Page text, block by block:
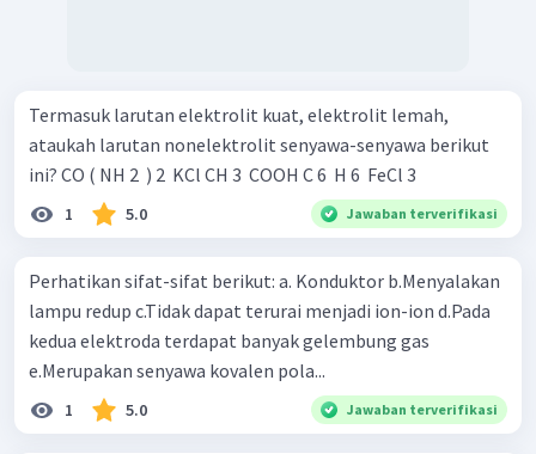
Termasuk larutan elektrolit kuat, elektrolit lemah,
ataukah larutan nonelektrolit senyawa-senyawa berikut
ini? CO ( NH 2 ​ ) 2 ​ KCl CH 3 ​ COOH C 6 ​ H 6 ​ FeCl 3 ​
1 5.0 Jawaban terverifikasi
Perhatikan sifat-sifat berikut: a. Konduktor b.Menyalakan
lampu redup c.Tidak dapat terurai menjadi ion-ion d.Pada
kedua elektroda terdapat banyak gelembung gas
e.Merupakan senyawa kovalen pola...
1 5.0 Jawaban terverifikasi